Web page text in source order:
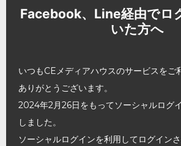
Facebook、Line経由でロ
いた方へ
いつもCEメディアハウスのサービスをご
ありがとうございます。
2024年2月26日をもってソーシャルログ
しました。
ソーシャルログインを利用してログイン